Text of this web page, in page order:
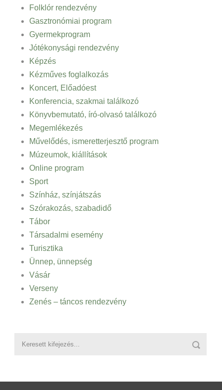
Folklór rendezvény
Gasztronómiai program
Gyermekprogram
Jótékonysági rendezvény
Képzés
Kézműves foglalkozás
Koncert, Előadóest
Konferencia, szakmai találkozó
Könyvbemutató, író-olvasó találkozó
Megemlékezés
Művelődés, ismeretterjesztő program
Múzeumok, kiállítások
Online program
Sport
Színház, színjátszás
Szórakozás, szabadidő
Tábor
Társadalmi esemény
Turisztika
Ünnep, ünnepség
Vásár
Verseny
Zenés – táncos rendezvény